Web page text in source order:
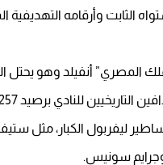
الثابت وأرقامه التهديفية
المصري” أنفيلد وهو يحتل
ليفربول الكبار، مثل
سونيس.